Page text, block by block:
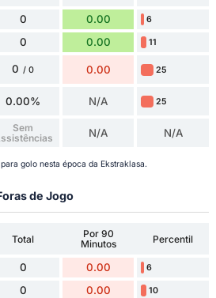
0 0.00 6
0 0.00 11
0 / 0 0.00 25
0.00% N/A 25
Sem
N/A N/A
golo nesta época da Ekstraklasa.
de Jogo
Total
Por 90
Minutos
Percentil
0 0.00 6
0 0.00 10